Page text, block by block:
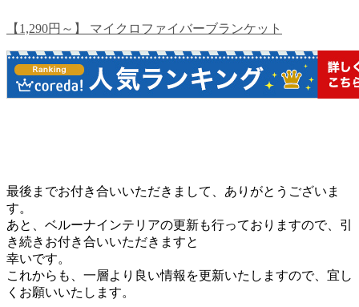
【1,290円～】 マイクロファイバーブランケット
最後までお付き合いいただきまして、ありがとうございま
す。
あと、ベルーナインテリアの更新も行っておりますので、引
き続きお付き合いいただきますと
幸いです。
これからも、一層より良い情報を更新いたしますので、宜し
くお願いいたします。